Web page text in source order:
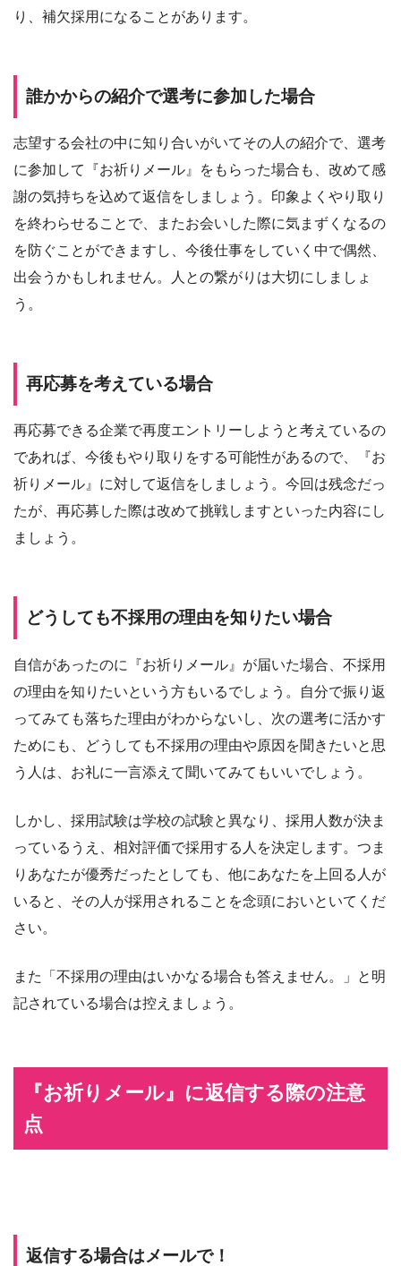
り、補欠採用になることがあります。
誰かからの紹介で選考に参加した場合
志望する会社の中に知り合いがいてその人の紹介で、選考
に参加して『お祈りメール』をもらった場合も、改めて感
謝の気持ちを込めて返信をしましょう。印象よくやり取り
を終わらせることで、またお会いした際に気まずくなるの
を防ぐことができますし、今後仕事をしていく中で偶然、
出会うかもしれません。人との繋がりは大切にしましょ
う。
再応募を考えている場合
再応募できる企業で再度エントリーしようと考えているの
であれば、今後もやり取りをする可能性があるので、『お
祈りメール』に対して返信をしましょう。今回は残念だっ
たが、再応募した際は改めて挑戦しますといった内容にし
ましょう。
どうしても不採用の理由を知りたい場合
自信があったのに『お祈りメール』が届いた場合、不採用
の理由を知りたいという方もいるでしょう。自分で振り返
ってみても落ちた理由がわからないし、次の選考に活かす
ためにも、どうしても不採用の理由や原因を聞きたいと思
う人は、お礼に一言添えて聞いてみてもいいでしょう。
しかし、採用試験は学校の試験と異なり、採用人数が決ま
っているうえ、相対評価で採用する人を決定します。つま
りあなたが優秀だったとしても、他にあなたを上回る人が
いると、その人が採用されることを念頭においといてくだ
さい。
また「不採用の理由はいかなる場合も答えません。」と明
記されている場合は控えましょう。
『お祈りメール』に返信する際の注意
点
返信する場合はメールで！